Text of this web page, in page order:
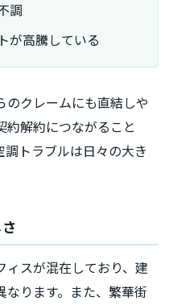
調
が高騰している
のクレームにも直結しや
解約につながること
トラブルは日々の大き
ィスが混在しており、建
ります。また、繁華街